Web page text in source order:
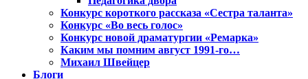
Конкурс короткого рассказа «Сестра таланта»
Конкурс «Во весь голос»
Конкурс новой драматургии «Ремарка»
Каким мы помним август 1991-го…
Михаил Швейцер
Блоги